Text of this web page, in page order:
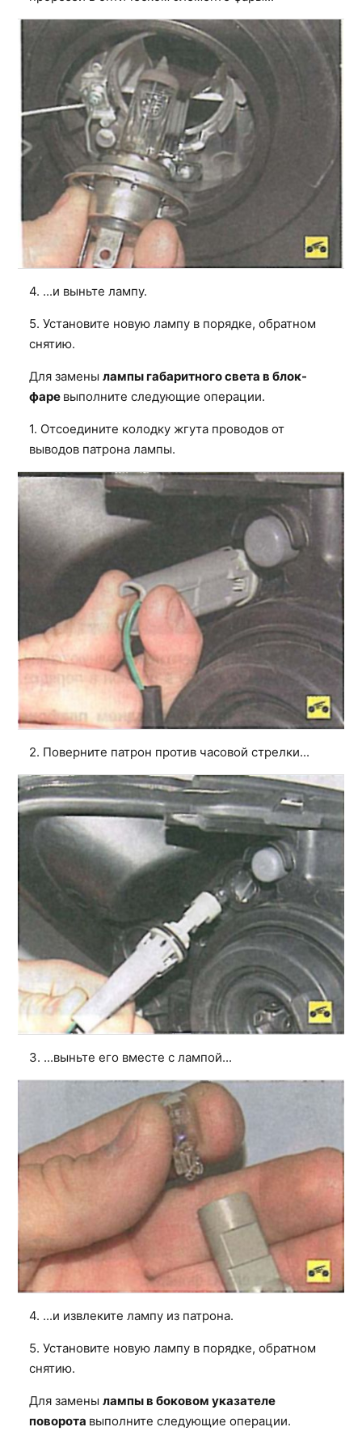
4. ...и выньте лампу.
5. Установите новую лампу в порядке, обратном
снятию.
Для замены лампы габаритного света в блок-
фаре выполните следующие операции.
1. Отсоедините колодку жгута проводов от
выводов патрона лампы.
2. Поверните патрон против часовой стрелки...
3. ...выньте его вместе с лампой...
4. ...и извлеките лампу из патрона.
5. Установите новую лампу в порядке, обратном
снятию.
Для замены лампы в боковом указателе
поворота выполните следующие операции.